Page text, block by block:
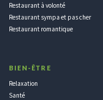
Restaurant à volonté
Restaurant sympa et pas cher
Restaurant romantique
BIEN-ÊTRE
Relaxation
Santé